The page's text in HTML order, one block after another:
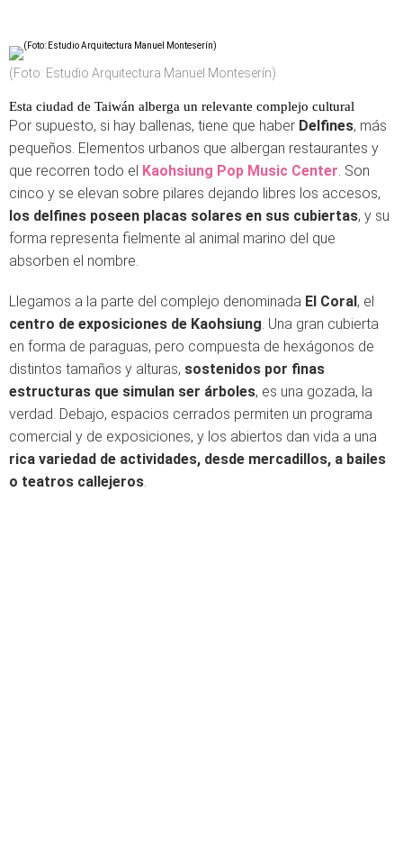
(Foto: Estudio Arquitectura Manuel Monteserín)
Esta ciudad de Taiwán alberga un relevante complejo cultural
Por supuesto, si hay ballenas, tiene que haber Delfines, más
pequeños. Elementos urbanos que albergan restaurantes y
que recorren todo el Kaohsiung Pop Music Center. Son
cinco y se elevan sobre pilares dejando libres los accesos,
los delfines poseen placas solares en sus cubiertas, y su
forma representa fielmente al animal marino del que
absorben el nombre.
Llegamos a la parte del complejo denominada El Coral, el
centro de exposiciones de Kaohsiung. Una gran cubierta
en forma de paraguas, pero compuesta de hexágonos de
distintos tamaños y alturas, sostenidos por finas
estructuras que simulan ser árboles, es una gozada, la
verdad. Debajo, espacios cerrados permiten un programa
comercial y de exposiciones, y los abiertos dan vida a una
rica variedad de actividades, desde mercadillos, a bailes
o teatros callejeros.